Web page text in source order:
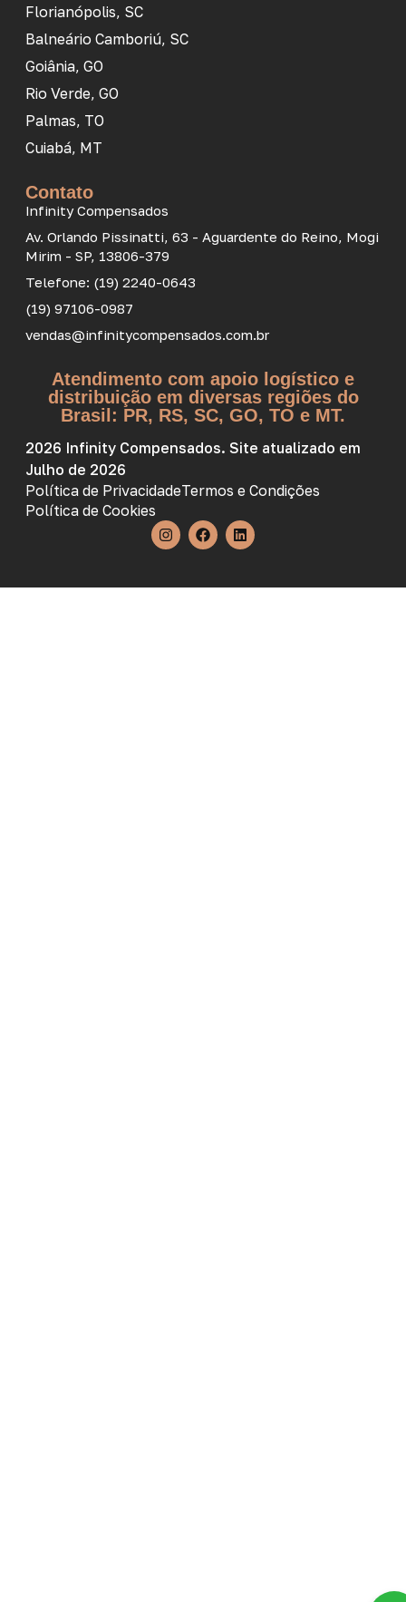
Florianópolis, SC
Balneário Camboriú, SC
Goiânia, GO
Rio Verde, GO
Palmas, TO
Cuiabá, MT
Contato
Infinity Compensados
Av. Orlando Pissinatti, 63 - Aguardente do Reino, Mogi
Mirim - SP, 13806-379
Telefone: (19) 2240-0643
(19) 97106-0987
vendas@infinitycompensados.com.br
Atendimento com apoio logístico e
distribuição em diversas regiões do
Brasil: PR, RS, SC, GO, TO e MT.
2026 Infinity Compensados. Site atualizado em
Julho de 2026
Política de PrivacidadeTermos e Condições
Política de Cookies